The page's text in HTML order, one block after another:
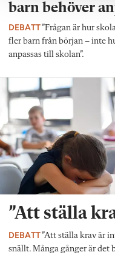
barn behöver
DEBATT”Frågan är hur
fler barn från början – inte
anpassas till skolan”.
”Att ställa
DEBATT”Att ställa krav är
snällt. Många gånger är det